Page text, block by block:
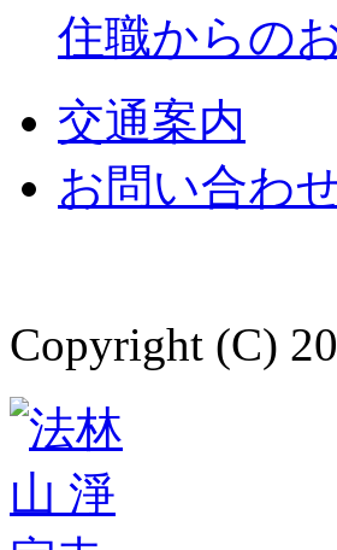
住職からの
交通案内
お問い合わ
Copyright (C)